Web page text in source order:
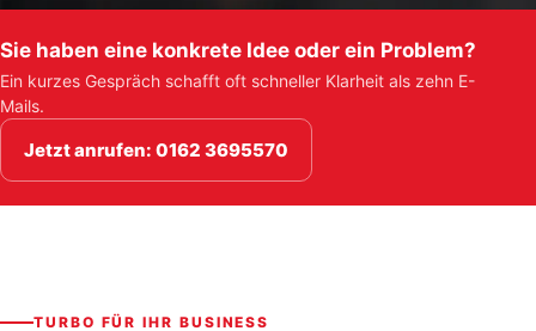
Sie haben eine konkrete Idee oder ein Problem?
Ein kurzes Gespräch schafft oft schneller Klarheit als zehn E-
Mails.
Jetzt anrufen: 0162 3695570
TURBO FÜR IHR BUSINESS